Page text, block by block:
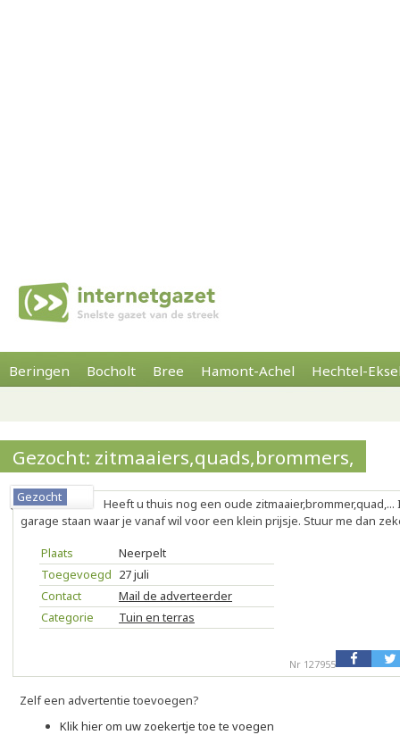
Beringen Bocholt Bree Hamont-Achel Hechtel-
Gezocht: zitmaaiers,quads,brommers,
Gezocht
Heeft u thuis nog een oude
garage staan waar je vanaf wil voor een klein prijsje. Stuur me dan
Plaats
Neerpelt
Toegevoegd 27 juli
Contact
Mail de adverteerder
Categorie
Tuin en terras
Nr 127955
Zelf een advertentie toevoegen?
Klik hier om uw zoekertje toe te voegen